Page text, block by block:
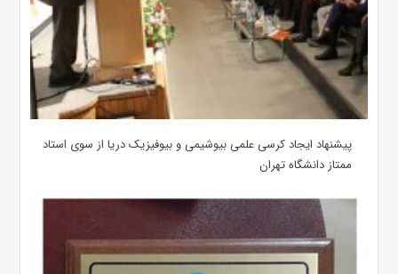
پیشنهاد ایجاد کرسی علمی بیوشیمی و بیوفیزیک دریا از سوی استاد
ممتاز دانشگاه تهران